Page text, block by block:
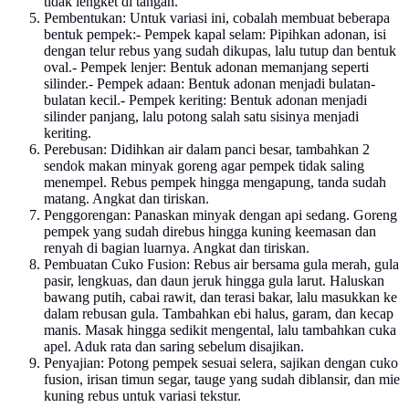
Pembentukan: Untuk variasi ini, cobalah membuat beberapa
bentuk pempek:- Pempek kapal selam: Pipihkan adonan, isi
dengan telur rebus yang sudah dikupas, lalu tutup dan bentuk
oval.- Pempek lenjer: Bentuk adonan memanjang seperti
silinder.- Pempek adaan: Bentuk adonan menjadi bulatan-
bulatan kecil.- Pempek keriting: Bentuk adonan menjadi
silinder panjang, lalu potong salah satu sisinya menjadi
keriting.
Perebusan: Didihkan air dalam panci besar, tambahkan 2
sendok makan minyak goreng agar pempek tidak saling
menempel. Rebus pempek hingga mengapung, tanda sudah
matang. Angkat dan tiriskan.
Penggorengan: Panaskan minyak dengan api sedang. Goreng
pempek yang sudah direbus hingga kuning keemasan dan
renyah di bagian luarnya. Angkat dan tiriskan.
Pembuatan Cuko Fusion: Rebus air bersama gula merah, gula
pasir, lengkuas, dan daun jeruk hingga gula larut. Haluskan
bawang putih, cabai rawit, dan terasi bakar, lalu masukkan ke
dalam rebusan gula. Tambahkan ebi halus, garam, dan kecap
manis. Masak hingga sedikit mengental, lalu tambahkan cuka
apel. Aduk rata dan saring sebelum disajikan.
Penyajian: Potong pempek sesuai selera, sajikan dengan cuko
fusion, irisan timun segar, tauge yang sudah diblansir, dan mie
kuning rebus untuk variasi tekstur.